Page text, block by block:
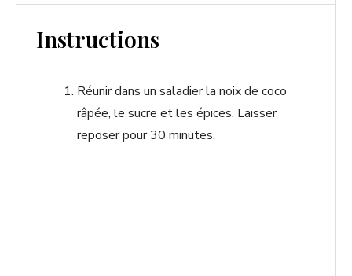
Instructions
Réunir dans un saladier la noix de coco
râpée, le sucre et les épices. Laisser
reposer pour 30 minutes.